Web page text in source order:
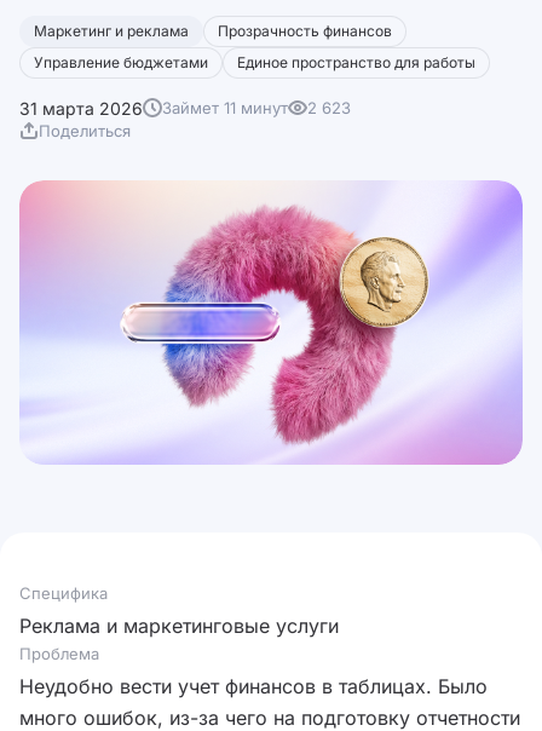
Маркетинг и реклама
Прозрачность финансов
Управление бюджетами
Единое пространство для работы
31 марта 2026 Займет 11 минут
2 623
Поделиться
Специфика
Реклама и маркетинговые услуги
Проблема
Неудобно вести учет финансов в таблицах. Было
много ошибок, из-за чего на подготовку отчетности